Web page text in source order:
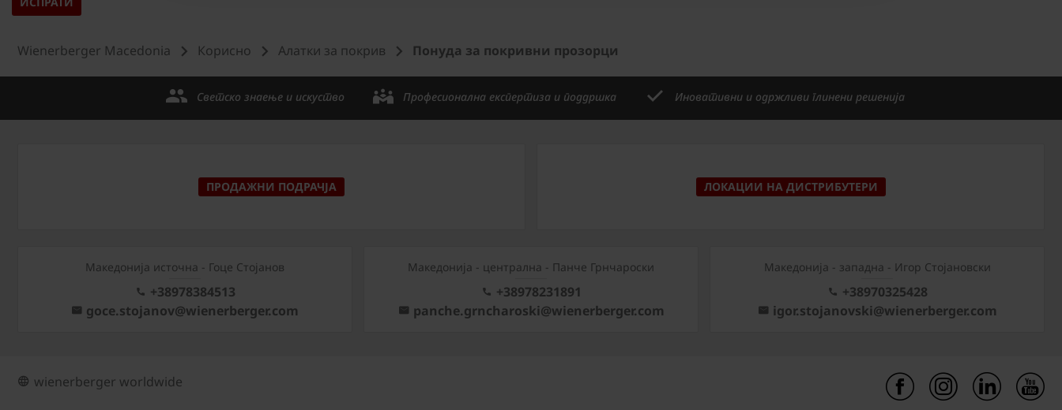
Wienerberger Macedonia Корисно Алатки за покрив Понуда за покривни прозорци
Светско знаење и искуство Професионална експертиза и поддршка Иновативни и одржливи глинени решенија
ПРОДАЖНИ ПОДРАЧЈА ЛОКАЦИИ НА ДИСТРИБУТЕРИ
Македонија источна - Гоце Стојанов
+38978384513
goce.stojanov@wienerberger.com
Mакедонија - централна - Панче Грнчароски
+38978231891
panche.grncharoski@wienerberger.com
Mакедонија - западна - Игор Стојановски
+38970325428
igor.stojanovski@wienerberger.com
wienerberger worldwide